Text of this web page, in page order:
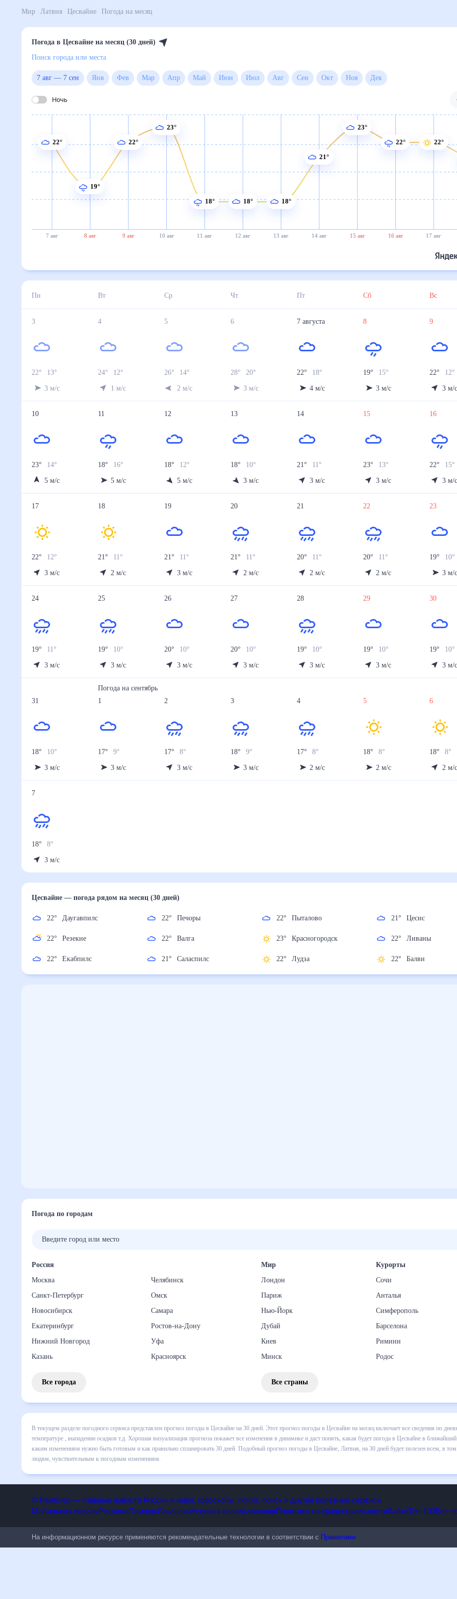
Мир Латвия Цесвайне Погода на месяц
Погода в Цесвайне на месяц (30 дней)
Поиск города или места
7 авг—7 сен Янв Фев Мар Апр Май Июн Июл Авг Сен Окт Ноя
Ночь
7 авг 8 авг 9 авг 10 авг 11 авг 12 авг 13 авг 14 авг 15 авг 16 авг 17 авг
22°
19°
22°
23°
18° 18° 18°
21°
23°
22°
22°
Пн Вт Ср Чт Пт Сб Вс
3
22° 13°
3 м/с
4
24° 12°
1 м/с
5
26° 14°
2 м/с
6
28° 20
3 м/с
7 августа
22° 18°
4 м/с
8
19° 15°
3 м/с
9
22° 12°
3 м/
10
23° 14°
5 м/с
11
18° 16°
5 м/с
12
18° 12°
5 м/с
13
18° 10°
3 м/с
14
21° 11°
3 м/с
15
23° 13°
3 м/с
16
22° 15°
3 м/
17
22° 12°
3 м/с
18
21° 11°
2 м/с
19
21° 11°
3 м/с
20
21° 11°
2 м/с
21
20° 11°
2 м/с
22
20° 11°
2 м/с
23
19° 10°
3 м/
24
19° 11°
3 м/с
25
19° 10°
3 м/с
26
20° 10°
3 м/с
27
20° 10°
3 м/с
28
19° 10°
3 м/с
29
19° 10°
3 м/с
30
19° 10°
3 м/
31
18° 10°
3 м/с
Погода насентябрь
1
17° 9°
3 м/с
2
17° 8°
3 м/с
3
18° 9°
3 м/с
4
17° 8°
2 м/с
5
18° 8°
2 м/с
6
18° 8°
2 м/
7
18° 8°
3 м/с
Цесвайне— погода рядомна месяц (30 дней)
22° Даугавпилс
22° Резекне
22° Екабпилс
22° Печоры
22° Валга
21° Саласпилс
22° Пыталово
23° Красногородск
22° Лудза
21° Цесис
22° Ливаны
22° Балви
Погода по городам
Россия
Москва
Санкт-Петербург
Новосибирск
Екатеринбург
Нижний Новгород
Казань
Челябинск
Омск
Самара
Ростов-на-Дону
Уфа
Красноярск
Все города
Мир
Лондон
Париж
Нью-Йорк
Дубай
Киев
Минск
Курорты
Сочи
Анталья
Симферополь
Барселона
Римини
Родос
Все страны
В текущем разделе погодного сервиса представлен прогноз погоды в Цесвайне на 30 дней. Этот прогноз погоды в Цесвайне на
включает все сведения по дневной температуре , выпадении осадков т.д. Хорошая визуализация прогноза покажет все
динамике и даст понять, какая будет погода в Цесвайне в ближайший месяц, к каким изменениям нужно быть готовым и как
спланировать 30 дней. Подобный прогноз погоды в Цесвайне, Латвия, на 30 дней будет полезен всем, в том числе людям,
© Рамблер — главные новости России и мира, гороскопы, почта, поиск и другие полезные сервисы
На информационном ресурсе применяются рекомендательные технологии в соответствии сПравилами